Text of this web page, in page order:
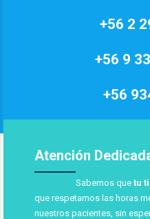
+56 2
+56 9
+56
Atención
Sabemos que tu
que respetamos las horas
nuestros pacientes, sin